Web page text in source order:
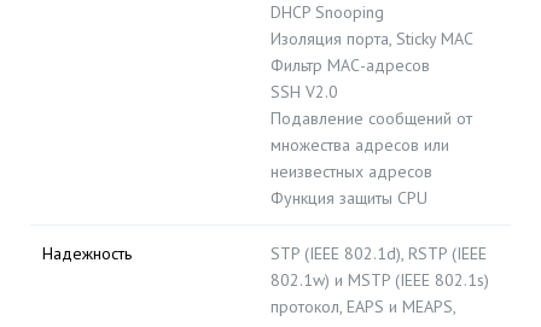
DHCP Snooping
Изоляция порта, Sticky MAC
Фильтр МАС-адресов
SSH V2.0
Подавление сообщений от
множества адресов или
неизвестных адресов
Функция защиты CPU
Надежность
STP (IEEE 802.1d), RSTP (IEEE
802.1w) и MSTP (IEEE 802.1s)
протокол, EAPS и MEAPS,